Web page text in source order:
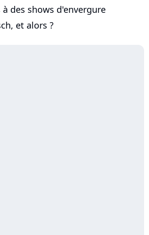
des shows d'envergure
et alors ?